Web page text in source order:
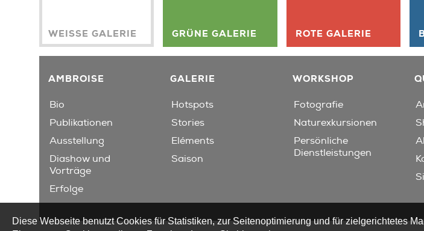
WEISSE GALERIE GRÜNE GALERIE ROTE GALERIE
AMBROISE
Bio
Publikationen
Ausstellung
Diashow und
Vorträge
Erfolge
GALERIE
Hotspots
Stories
Eléments
Saison
WORKSHOP
Fotografie
Naturexkursionen
Persönliche
Dienstleistungen
Diese Webseite benutzt Cookies für Statistiken, zur Seitenoptimierung und für zielgerichtetes